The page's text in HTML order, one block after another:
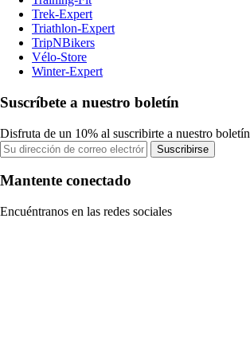
Trek-Expert
Triathlon-Expert
TripNBikers
Vélo-Store
Winter-Expert
Suscríbete a nuestro boletín
Disfruta de un 10% al suscribirte a nuestro boletín
Suscribirse
Mantente conectado
Encuéntranos en las redes sociales